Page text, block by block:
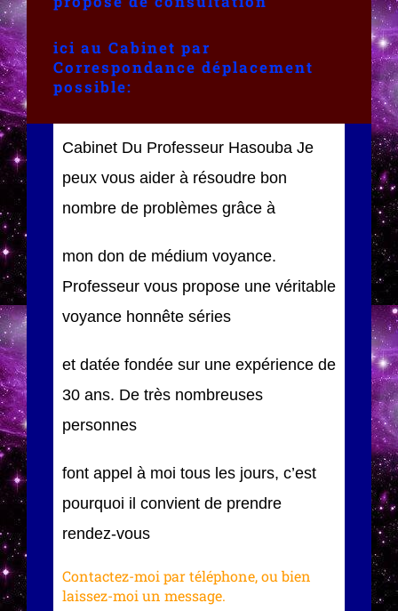
ici au Cabinet par
Correspondance déplacement
possible:
Cabinet Du Professeur Hasouba Je
peux vous aider à résoudre bon
nombre de problèmes grâce à
mon don de médium voyance.
Professeur vous propose une véritable
voyance honnête séries
et datée fondée sur une expérience de
30 ans. De très nombreuses
personnes
font appel à moi tous les jours, c’est
pourquoi il convient de prendre
rendez-vous
Contactez-moi par téléphone, ou bien
laissez-moi un message.